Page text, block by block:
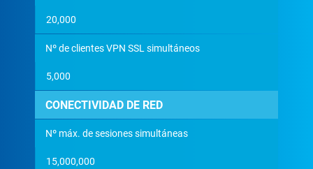
20,000
Nº de clientes VPN SSL simultáneos
5,000
CONECTIVIDAD DE RED
Nº máx. de sesiones simultáneas
15,000,000